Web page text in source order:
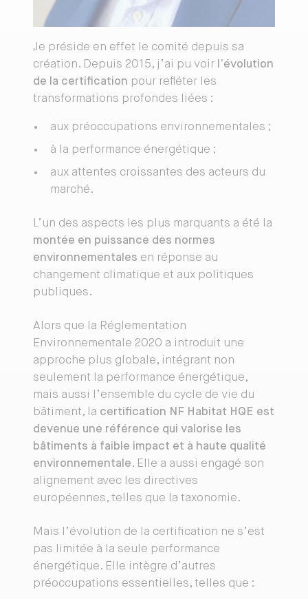
Je préside en effet le comité depuis sa
création. Depuis 2015, j’ai pu voir l’évolution
de la certification pour refléter les
transformations profondes liées :
aux préoccupations environnementales ;
à la performance énergétique ;
aux attentes croissantes des acteurs du
marché.
L’un des aspects les plus marquants a été la
montée en puissance des normes
environnementales en réponse au
changement climatique et aux politiques
publiques.
Alors que la Réglementation
Environnementale 2020 a introduit une
approche plus globale, intégrant non
seulement la performance énergétique,
mais aussi l’ensemble du cycle de vie du
bâtiment, la certification NF Habitat HQE est
devenue une référence qui valorise les
bâtiments à faible impact et à haute qualité
environnementale. Elle a aussi engagé son
alignement avec les directives
européennes, telles que la taxonomie.
Mais l’évolution de la certification ne s’est
pas limitée à la seule performance
énergétique. Elle intègre d’autres
préoccupations essentielles, telles que :